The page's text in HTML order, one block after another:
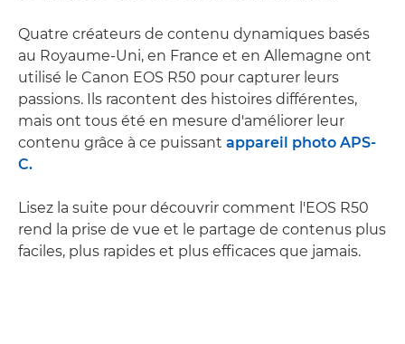
Quatre créateurs de contenu dynamiques basés
au Royaume-Uni, en France et en Allemagne ont
utilisé le Canon EOS R50 pour capturer leurs
passions. Ils racontent des histoires différentes,
mais ont tous été en mesure d'améliorer leur
contenu grâce à ce puissant appareil photo APS-
C.
Lisez la suite pour découvrir comment l'EOS R50
rend la prise de vue et le partage de contenus plus
faciles, plus rapides et plus efficaces que jamais.